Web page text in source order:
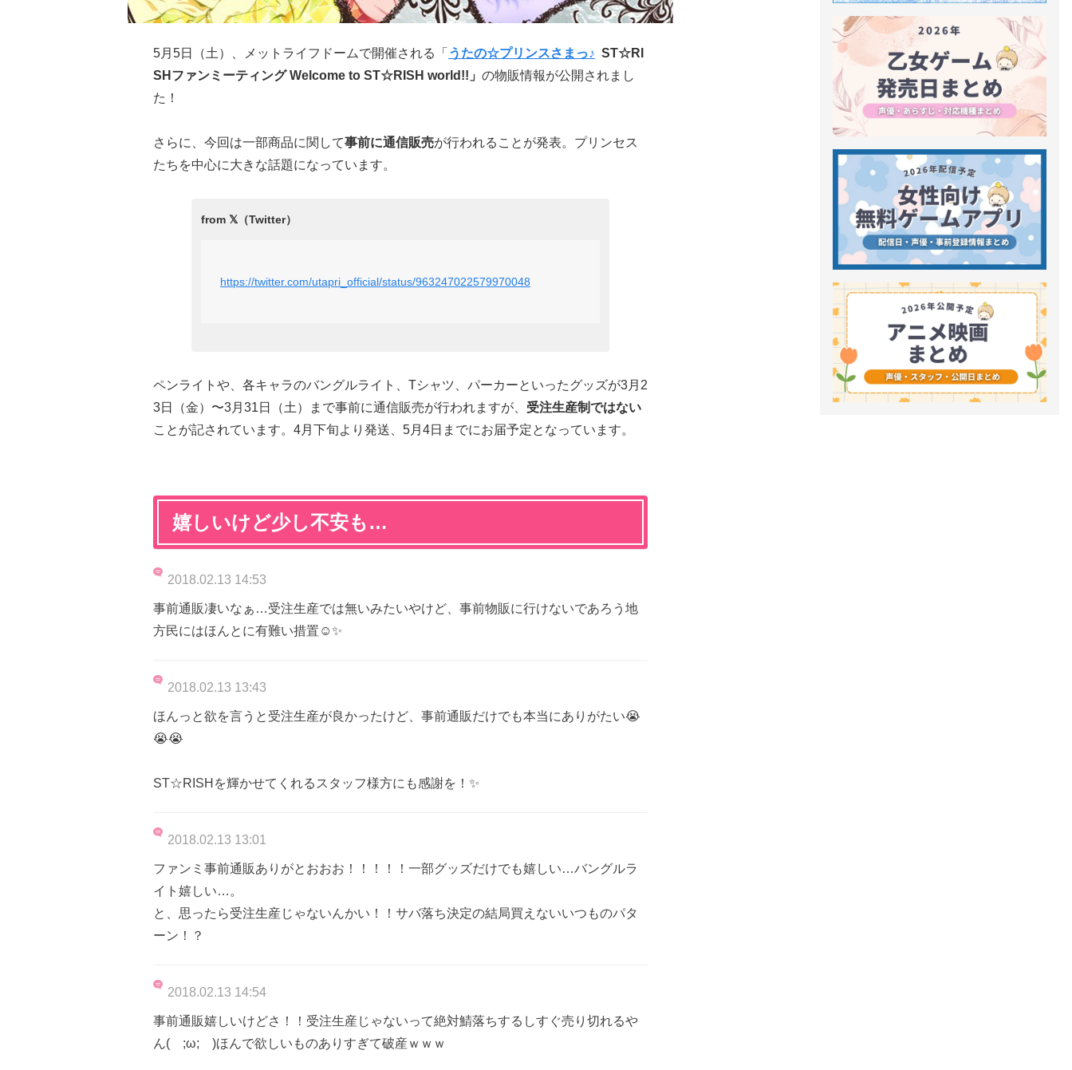
5月5日（土）、メットライフドームで開催される「 うたの☆プリンスさまっ♪ ST☆RI
SHファンミーティング Welcome to ST☆RISH world!!」 の物販情報が公開されまし
た！
さらに、今回は一部商品に関して事前に通信販売が行われることが発表。プリンセス
たちを中心に大きな話題になっています。
https://twitter.com/utapri_official/status/963247022579970048
ペンライトや、各キャラのバングルライト、Tシャツ、パーカーといったグッズが3月2
3日（金）〜3月31日（土）まで事前に通信販売が行われますが、 受注生産制ではない
ことが記されています。4月下旬より発送、5月4日までにお届予定となっています。
嬉しいけど少し不安も…
2018.02.13 14:53
事前通販凄いなぁ…受注生産では無いみたいやけど、事前物販に行けないであろう地
方民にはほんとに有難い措置☺✨
2018.02.13 13:43
ほんっと欲を言うと受注生産が良かったけど、事前通販だけでも本当にありがたい😭
😭😭
ST☆RISHを輝かせてくれるスタッフ様方にも感謝を！✨
2018.02.13 13:01
ファンミ事前通販ありがとおおお！！！！！一部グッズだけでも嬉しい…バングルラ
イト嬉しい…。
と、思ったら受注生産じゃないんかい！！サバ落ち決定の結局買えないいつものパタ
ーン！？
2018.02.13 14:54
事前通販嬉しいけどさ！！受注生産じゃないって絶対鯖落ちするしすぐ売り切れるや
ん( ;ω; )ほんで欲しいものありすぎて破産ｗｗｗ